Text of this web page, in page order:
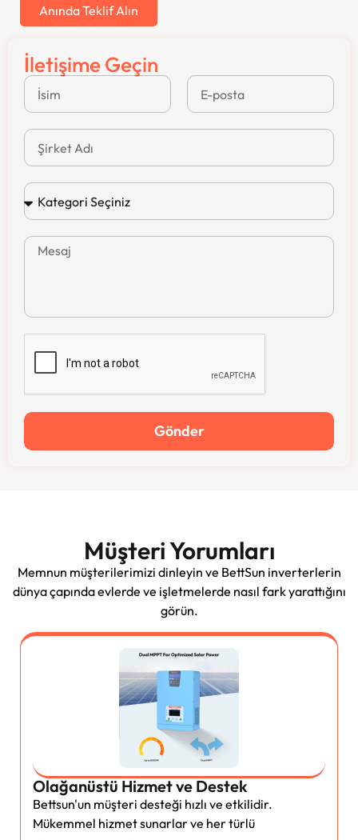
Anında Teklif Alın
İletişime Geçin
Gönder
Müşteri Yorumları
Memnun müşterilerimizi dinleyin ve BettSun inverterlerin
dünya çapında evlerde ve işletmelerde nasıl fark yarattığını
görün.
Olağanüstü Hizmet ve Destek
Bettsun'un müşteri desteği hızlı ve etkilidir.
Mükemmel hizmet sunarlar ve her türlü